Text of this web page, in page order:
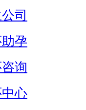
司
孕
询
心